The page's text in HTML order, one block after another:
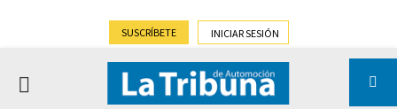
SUSCRÍBETE INICIAR SESIÓN
PRIMARY